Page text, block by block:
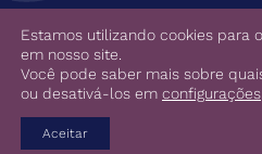
código de ética
Estamos utilizando cookies para
em nosso site.
Você pode saber mais sobre
ou desativá-los em configurações
Aceitar